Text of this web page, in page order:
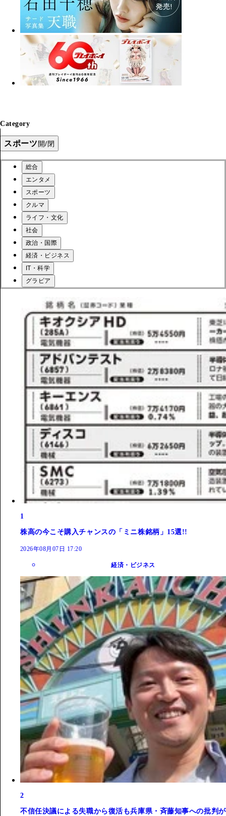
Category
スポーツ開/閉
総合
エンタメ
スポーツ
クルマ
ライフ・文化
社会
政治・国際
経済・ビジネス
IT・科学
グラビア
1
株高の今こそ購入チャンスの「ミニ株銘柄」15選!!
2026年08月07日 17:20
経済・ビジネス
2
不信任決議による失職から復活も兵庫県・斉藤知事への批判が